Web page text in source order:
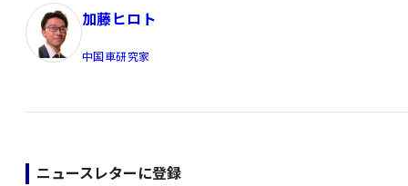
加藤ヒロト
中国車研究家
ニュースレターに登録